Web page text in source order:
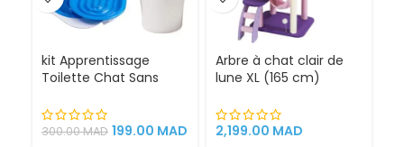
kit Apprentissage
Toilette Chat Sans
300.00MAD 199.00 MAD
Arbre à chat clair de
lune XL (165 cm)
chat griffoirs
2,199.00 MAD